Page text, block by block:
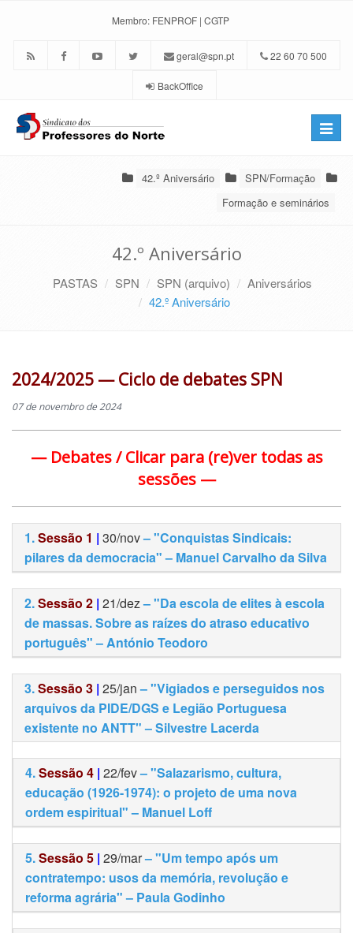
Membro: FENPROF | CGTP
geral@spn.pt 22 60 70 500
BackOffice
Toggle
42.º Aniversário
SPN/Formação
Formação e seminários
42.º Aniversário
PASTAS SPN SPN (arquivo)
Aniversários
42.º Aniversário
2024/2025 — Ciclo de debates SPN
07 de novembro de 2024
— Debates / Clicar para (re)ver todas as
sessões —
1.Sessão 1 | 30/nov– "Conquistas Sindicais:
pilares da democracia" – Manuel Carvalho da Silva
2.Sessão 2 | 21/dez– "Da escola de elites à escola
de massas. Sobre as raízes do atraso educativo
português" – António Teodoro
3.Sessão 3 | 25/jan– "Vigiados e perseguidos nos
arquivos da PIDE/DGS e Legião Portuguesa
existente no ANTT" – Silvestre Lacerda
4.Sessão 4 | 22/fev– "Salazarismo, cultura,
educação (1926-1974): o projeto de uma nova
ordem espiritual" – Manuel Loff
5.Sessão 5 | 29/mar– "Um tempo após um
contratempo: usos da memória, revolução e
reforma agrária" – Paula Godinho